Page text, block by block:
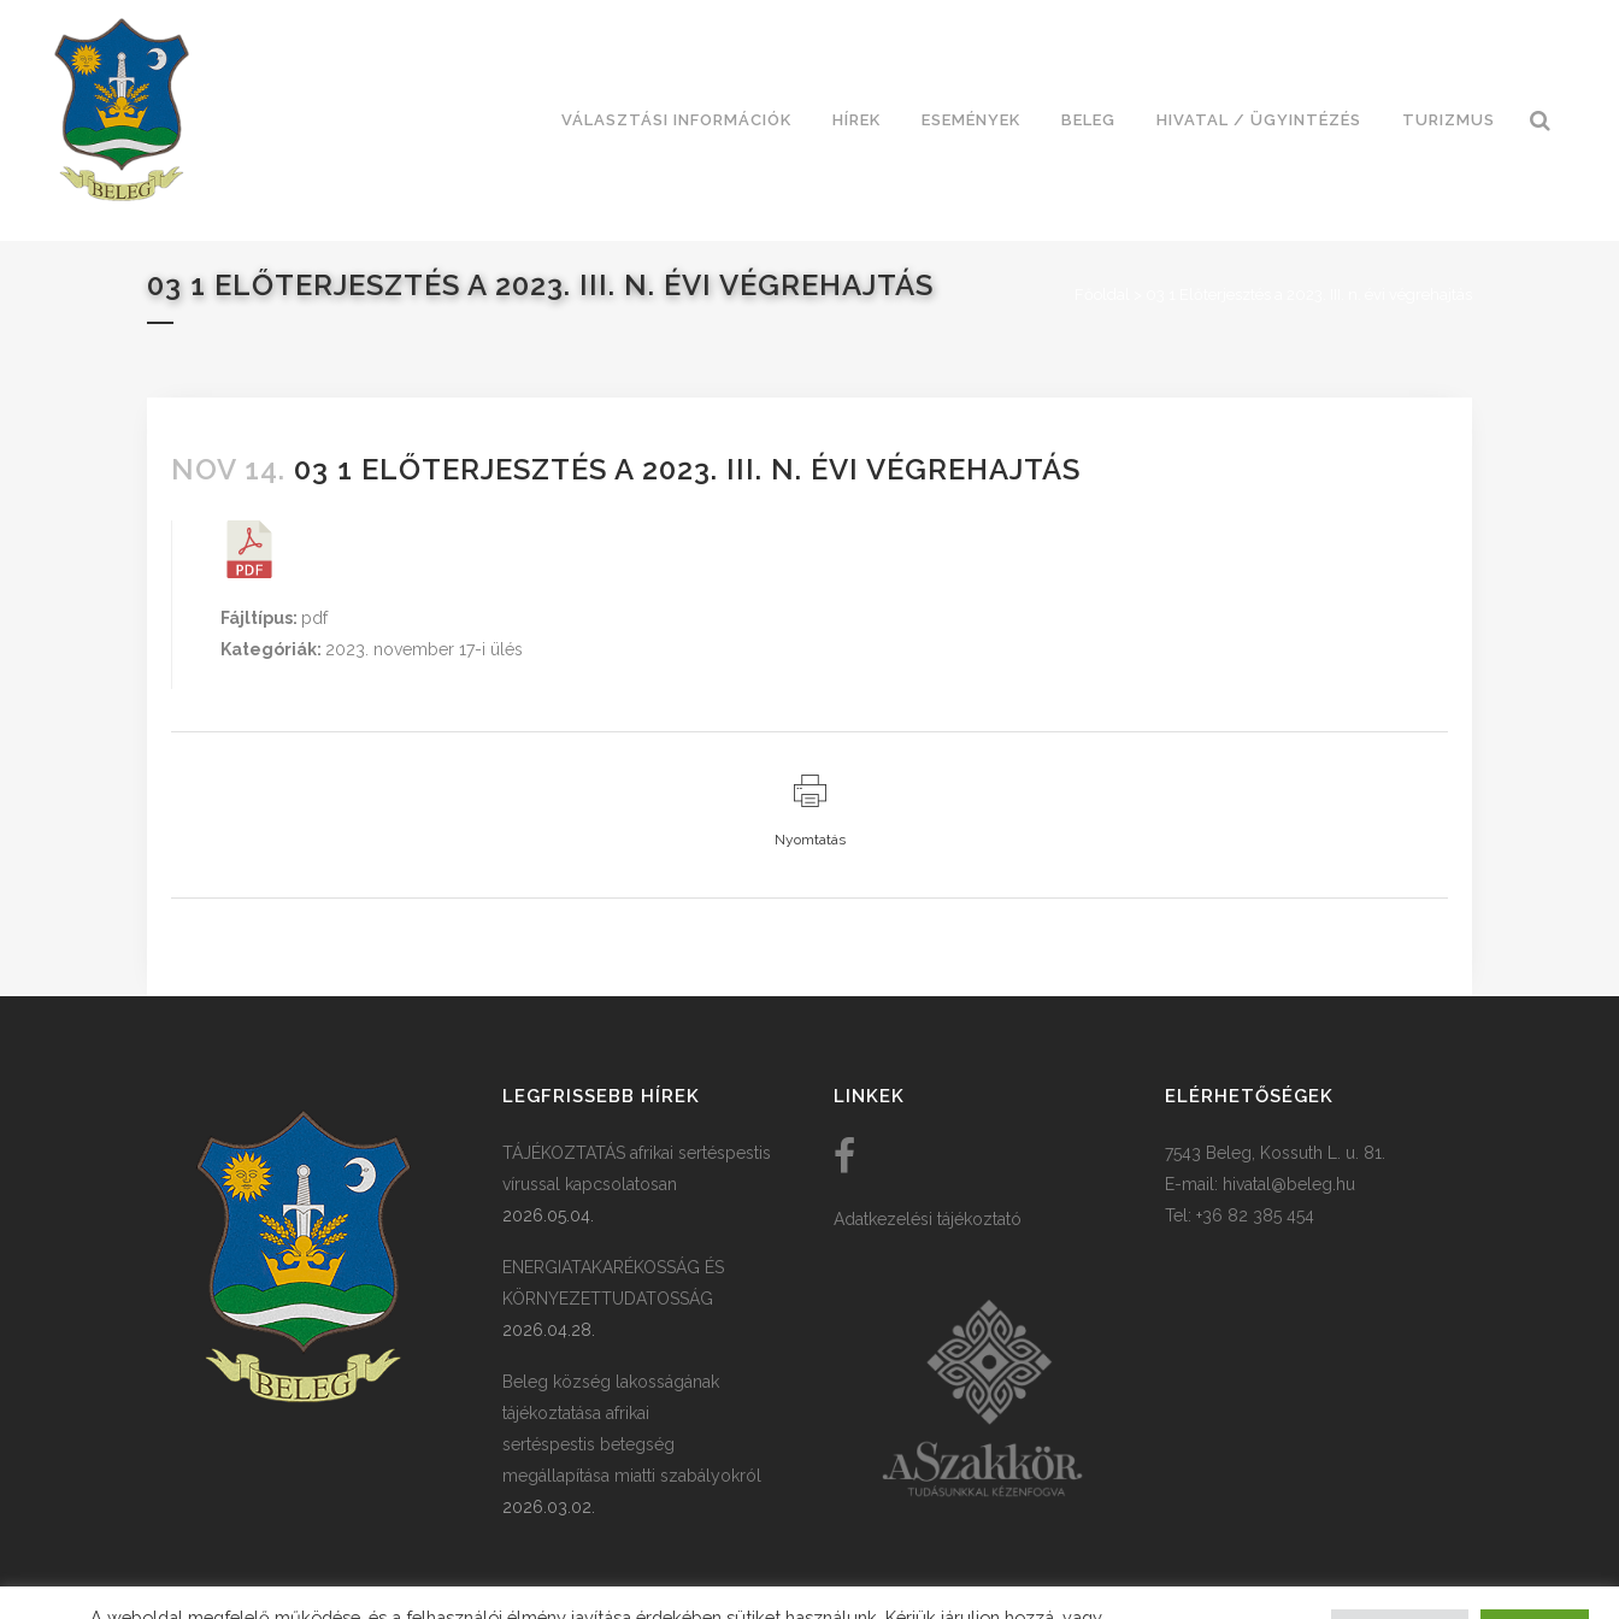
VÁLASZTÁSI INFORMÁCIÓK HÍREK ESEMÉNYEK BELEG HIVATAL / ÜGYINTÉZÉS TURIZMUS
03 1 ELŐTERJESZTÉS A 2023. III. N. ÉVI VÉGREHAJTÁS
NOV 14. 03 1 ELŐTERJESZTÉS A 2023. III. N. ÉVI VÉGREHAJTÁS
Fájltípus: pdf
Kategóriák: 2023. november 17-i ülés
Nyomtatás
LEGFRISSEBB HÍREK
TÁJÉKOZTATÁS afrikai sertéspestis
vírussal kapcsolatosan
2026.05.04.
ENERGIATAKARÉKOSSÁG ÉS
KÖRNYEZETTUDATOSSÁG
2026.04.28.
Beleg község lakosságának
tájékoztatása afrikai
sertéspestis betegség
megállapítása miatti szabályokról
2026.03.02.
LINKEK
Adatkezelési tájékoztató
ELÉRHETŐSÉGEK
7543 Beleg, Kossuth L. u. 81.
E-mail: hivatal@beleg.hu
Tel: +36 82 385 454